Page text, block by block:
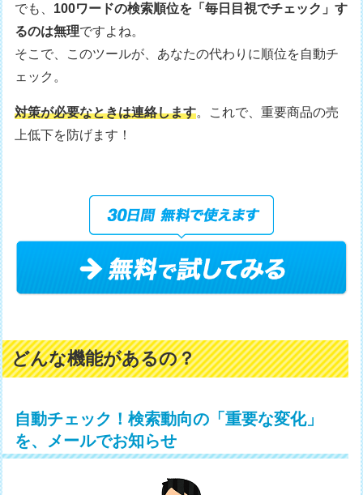
でも、 100ワードの検索順位を「毎日目視でチェック」す
るのは無理ですよね。
そこで、このツールが、あなたの代わりに順位を自動チ
ェック。
対策が必要なときは連絡します。これで、重要商品の売
上低下を防げます！
どんな機能があるの？
自動チェック！検索動向の「重要な変化」
を、メールでお知らせ